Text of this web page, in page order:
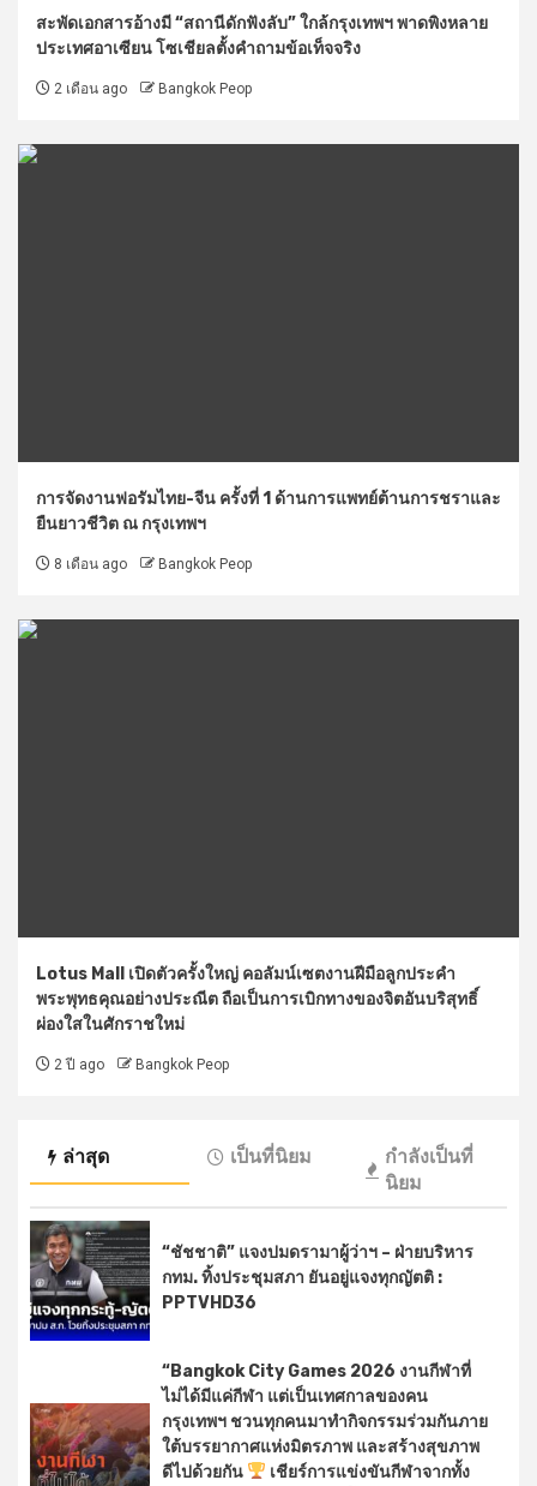
สะพัดเอกสารอ้างมี “สถานีดักฟังลับ” ใกล้กรุงเทพฯ พาดพิงหลาย
ประเทศอาเซียน โซเชียลตั้งคำถามข้อเท็จจริง
2 เดือน ago Bangkok Peop
การจัดงานฟอรัมไทย-จีน ครั้งที่ 1 ด้านการแพทย์ต้านการชราและ
ยืนยาวชีวิต ณ กรุงเทพฯ
8 เดือน ago Bangkok Peop
Lotus Mall เปิดตัวครั้งใหญ่ คอลัมน์เซตงานฝีมือลูกประคำ
พระพุทธคุณอย่างประณีต ถือเป็นการเบิกทางของจิตอันบริสุทธิ์
ผ่องใสในศักราชใหม่
2 ปี ago Bangkok Peop
ล่าสุด เป็นที่นิยม
กำลังเป็นที่
นิยม
“ชัชชาติ” แจงปมดรามาผู้ว่าฯ – ฝ่ายบริหาร
กทม. ทิ้งประชุมสภา ยันอยู่แจงทุกญัตติ :
PPTVHD36
“Bangkok City Games 2026 งานกีฬาที่
ไม่ได้มีแค่กีฬา แต่เป็นเทศกาลของคน
กรุงเทพฯ ชวนทุกคนมาทำกิจกรรมร่วมกันภาย
ใต้บรรยากาศแห่งมิตรภาพ และสร้างสุขภาพ
ดีไปด้วยกัน
เชียร์การแข่งขันกีฬาจากทั้ง